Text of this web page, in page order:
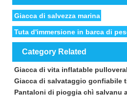
Giacca di salvezza marina
Tuta d'immersione in barca di
Category Related
Giacca di vita inflatable
Giacca di salvataggio gonfiabile
Pantaloni di pioggia chì salvanu